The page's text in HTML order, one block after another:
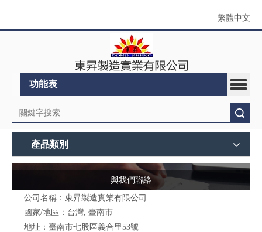
繁體中文
功能表
產品類別
與我們聯絡
公司名稱：東昇製造實業有限公司
國家/地區：台灣, 臺南市
地址： 臺南市七股區義合里53號